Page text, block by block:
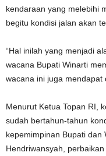
kendaraan yang melebihi
begitu kondisi jalan akan
“Hal inilah yang menjadi
wacana Bupati Winarti
wacana ini juga mendapat
Menurut Ketua Topan RI,
sudah bertahun-tahun
kepemimpinan Bupati dan
Hendriwansyah,